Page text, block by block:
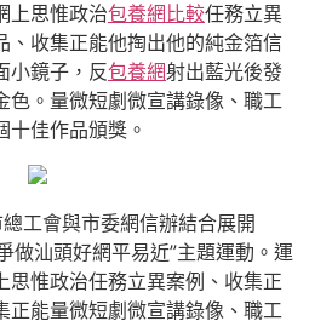
上思惟政治包養網比較任務立異
、收集正能他掏出他的純金箔信
小鏡子，反包養網射出藍光後發
色。量微短劇微宣講錄像、職工
十佳作品頒獎。
工會與市委網信辦結合展開
做汕頭好網平易近”主題運動。運
思惟政治任務立異案例、收集正
正能量微短劇微宣講錄像、職工